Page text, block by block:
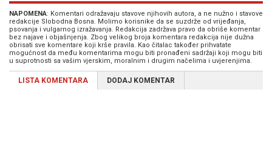
NAPOMENA: Komentari odražavaju stavove njihovih autora, a ne nužno i stavove
redakcije Slobodna Bosna. Molimo korisnike da se suzdrže od vrijeđanja,
psovanja i vulgarnog izražavanja. Redakcija zadržava pravo da obriše komentar
bez najave i objašnjenja. Zbog velikog broja komentara redakcija nije dužna
obrisati sve komentare koji krše pravila. Kao čitalac također prihvatate
mogućnost da među komentarima mogu biti pronađeni sadržaji koji mogu biti
u suprotnosti sa vašim vjerskim, moralnim i drugim načelima i uvjerenjima.
LISTA KOMENTARA DODAJ KOMENTAR